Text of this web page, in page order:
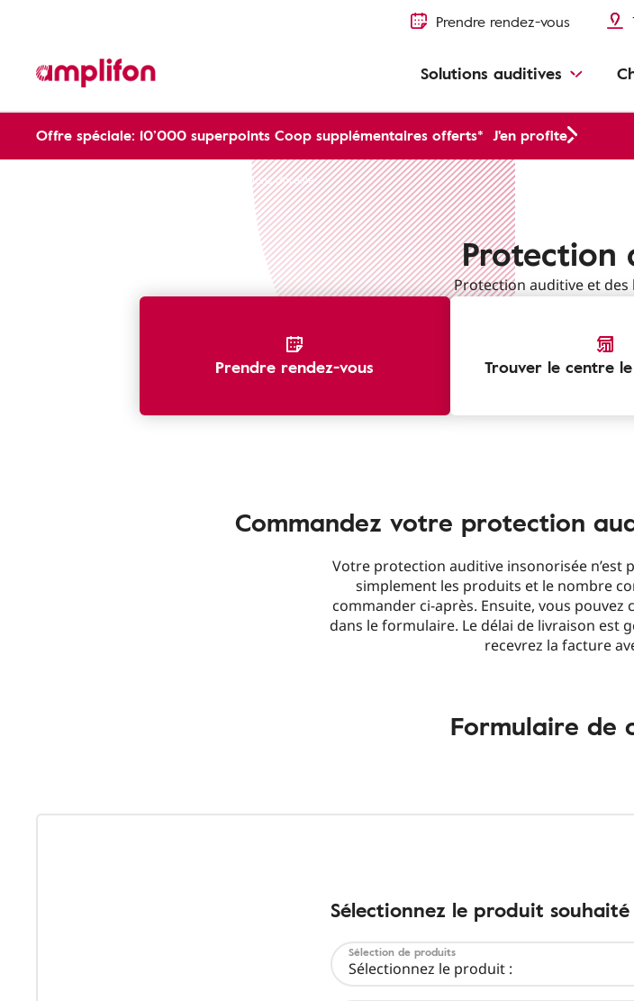
Prendre rendez-vous
Solutions auditives
Offre spéciale: 10’000 superpoints Coop supplémentaires offerts* J'en profite
Commande bouchons d'oreille
Protection
Protection auditive et des
Prendre rendez-vous Trouver le centre
Commandez votre protection
Votre protection auditive insonorisée n’est
simplement les produits et le nombre
commander ci-après. Ensuite, vous
dans le formulaire. Le délai de livraison est
recevrez la facture
Formulaire de
Sélectionnez le produit souhaité
Sélectionnez le produit :
Sélection de produits